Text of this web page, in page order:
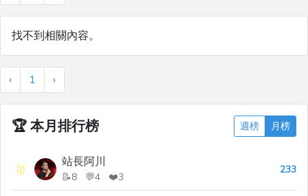
找不到相關內容。
‹ 1 ›
🏆本月排行榜 週榜 月榜
🥇 站長阿川
📝8 💬4 ❤️3
233